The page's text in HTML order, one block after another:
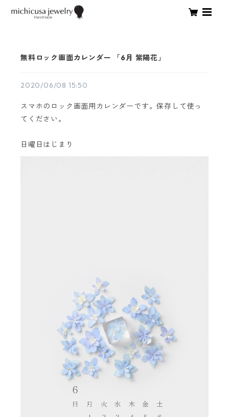
無料ロック画面カレンダー 「6月 紫陽花」
2020/06/08 15:50
スマホのロック画面用カレンダーです。保存して使っ
てください。
日曜日はじまり